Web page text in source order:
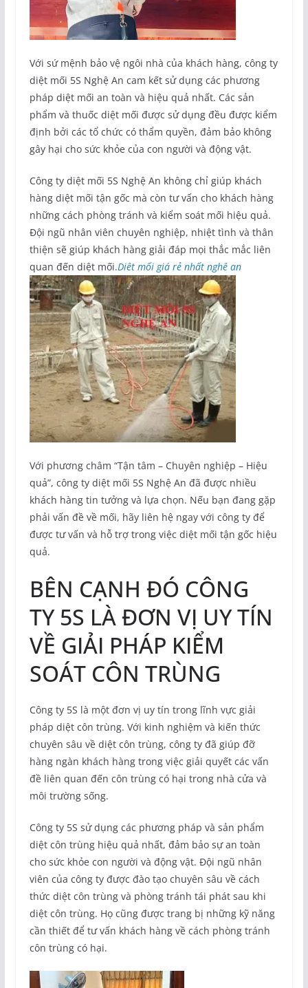
Với sứ mệnh bảo vệ ngôi nhà của khách hàng, công ty
diệt mối 5S Nghệ An cam kết sử dụng các phương
pháp diệt mối an toàn và hiệu quả nhất. Các sản
phẩm và thuốc diệt mối được sử dụng đều được kiểm
định bởi các tổ chức có thẩm quyền, đảm bảo không
gây hại cho sức khỏe của con người và động vật.
Công ty diệt mối 5S Nghệ An không chỉ giúp khách
hàng diệt mối tận gốc mà còn tư vấn cho khách hàng
những cách phòng tránh và kiểm soát mối hiệu quả.
Đội ngũ nhân viên chuyên nghiệp, nhiệt tình và thân
thiện sẽ giúp khách hàng giải đáp mọi thắc mắc liên
quan đến diệt mối.Diêt mối giá rẻ nhất nghê an
Với phương châm “Tận tâm – Chuyên nghiệp – Hiệu
quả”, công ty diệt mối 5S Nghệ An đã được nhiều
khách hàng tin tưởng và lựa chọn. Nếu bạn đang gặp
phải vấn đề về mối, hãy liên hệ ngay với công ty để
được tư vấn và hỗ trợ trong việc diệt mối tận gốc hiệu
quả.
BÊN CẠNH ĐÓ CÔNG
TY 5S LÀ ĐƠN VỊ UY TÍN
VỀ GIẢI PHÁP KIỂM
SOÁT CÔN TRÙNG
Công ty 5S là một đơn vị uy tín trong lĩnh vực giải
pháp diệt côn trùng. Với kinh nghiệm và kiến thức
chuyên sâu về diệt côn trùng, công ty đã giúp đỡ
hàng ngàn khách hàng trong việc giải quyết các vấn
đề liên quan đến côn trùng có hại trong nhà cửa và
môi trường sống.
Công ty 5S sử dụng các phương pháp và sản phẩm
diệt côn trùng hiệu quả nhất, đảm bảo sự an toàn
cho sức khỏe con người và động vật. Đội ngũ nhân
viên của công ty được đào tạo chuyên sâu về cách
thức diệt côn trùng và phòng tránh tái phát sau khi
diệt côn trùng. Họ cũng được trang bị những kỹ năng
cần thiết để tư vấn khách hàng về cách phòng tránh
côn trùng có hại.